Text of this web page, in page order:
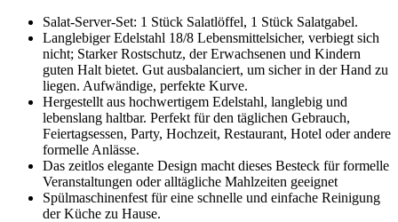
Salat-Server-Set: 1 Stück Salatlöffel, 1 Stück Salatgabel.
Langlebiger Edelstahl 18/8 Lebensmittelsicher, verbiegt sich
nicht; Starker Rostschutz, der Erwachsenen und Kindern
guten Halt bietet. Gut ausbalanciert, um sicher in der Hand zu
liegen. Aufwändige, perfekte Kurve.
Hergestellt aus hochwertigem Edelstahl, langlebig und
lebenslang haltbar. Perfekt für den täglichen Gebrauch,
Feiertagsessen, Party, Hochzeit, Restaurant, Hotel oder andere
formelle Anlässe.
Das zeitlos elegante Design macht dieses Besteck für formelle
Veranstaltungen oder alltägliche Mahlzeiten geeignet
Spülmaschinenfest für eine schnelle und einfache Reinigung
der Küche zu Hause.